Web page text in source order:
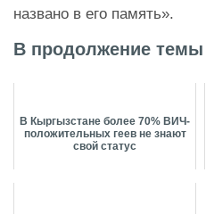
названо в его память».
В продолжение темы
В Кыргызстане более 70% ВИЧ-
положительных геев не знают
свой статус